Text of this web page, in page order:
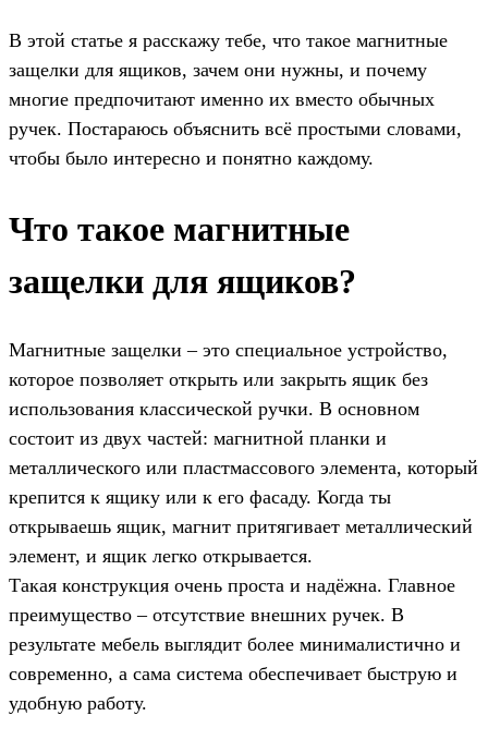
В этой статье я расскажу тебе, что такое магнитные
защелки для ящиков, зачем они нужны, и почему
многие предпочитают именно их вместо обычных
ручек. Постараюсь объяснить всё простыми словами,
чтобы было интересно и понятно каждому.
Что такое магнитные
защелки для ящиков?
Магнитные защелки – это специальное устройство,
которое позволяет открыть или закрыть ящик без
использования классической ручки. В основном
состоит из двух частей: магнитной планки и
металлического или пластмассового элемента, который
крепится к ящику или к его фасаду. Когда ты
открываешь ящик, магнит притягивает металлический
элемент, и ящик легко открывается.
Такая конструкция очень проста и надёжна. Главное
преимущество – отсутствие внешних ручек. В
результате мебель выглядит более минималистично и
современно, а сама система обеспечивает быструю и
удобную работу.